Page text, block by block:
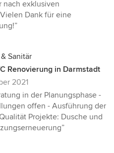
nach exklusiven
Dank für eine
Sanitär
Renovierung in Darmstadt
2021
in der Planungsphase -
offen - Ausführung der
Projekte: Dusche und